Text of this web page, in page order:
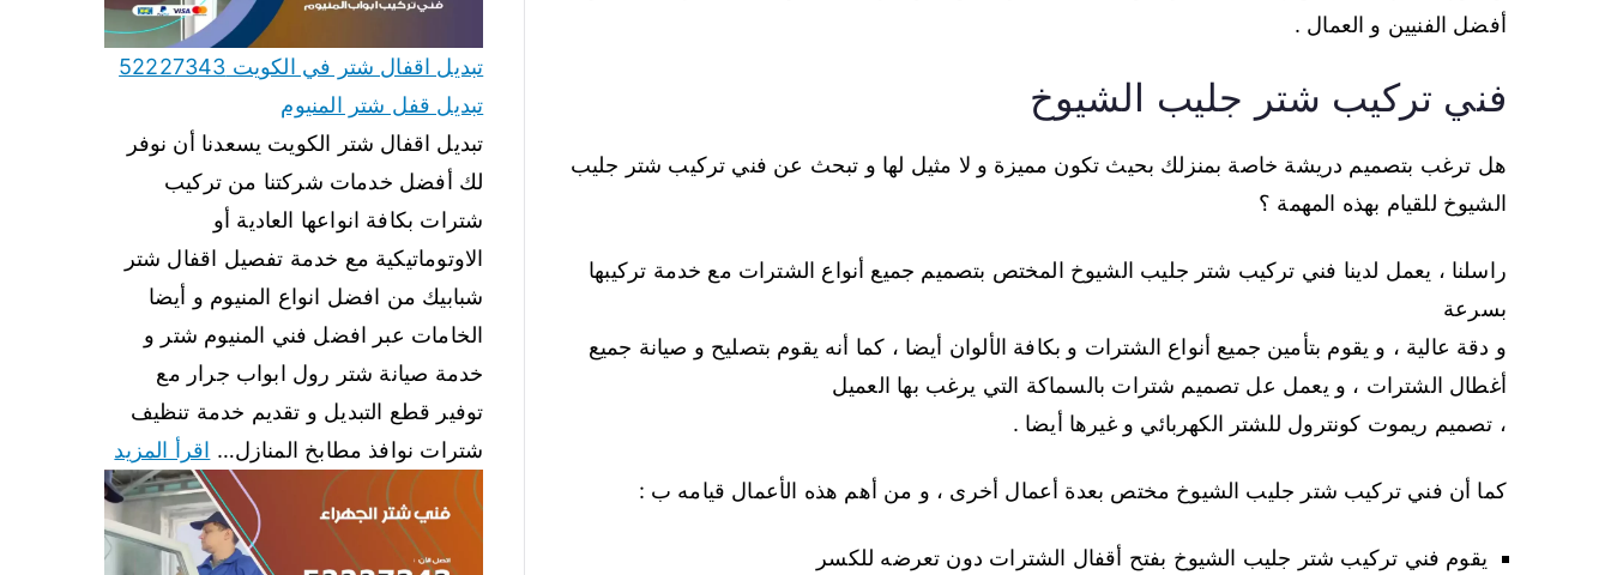
أفضل الفنيين و العمال .
فني تركيب شتر جليب الشيوخ
هل ترغب بتصميم دريشة خاصة بمنزلك بحيث تكون مميزة و لا مثيل لها و تبحث عن فني تركيب شتر جليب
الشيوخ للقيام بهذه المهمة ؟
راسلنا ، يعمل لدينا فني تركيب شتر جليب الشيوخ المختص بتصميم جميع أنواع الشترات مع خدمة تركيبها
بسرعة
و دقة عالية ، و يقوم بتأمين جميع أنواع الشترات و بكافة الألوان أيضا ، كما أنه يقوم بتصليح و صيانة جميع
أغطال الشترات ، و يعمل عل تصميم شترات بالسماكة التي يرغب بها العميل
، تصميم ريموت كونترول للشتر الكهربائي و غيرها أيضا .
كما أن فني تركيب شتر جليب الشيوخ مختص بعدة أعمال أخرى ، و من أهم هذه الأعمال قيامه ب :
يقوم فني تركيب شتر جليب الشيوخ بفتح أقفال الشترات دون تعرضه للكسر
تبديل اقفال شتر في الكويت 52227343
تبديل قفل شتر المنيوم
تبديل اقفال شتر الكويت يسعدنا أن نوفر
لك أفضل خدمات شركتنا من تركيب
شترات بكافة انواعها العادية أو
الاوتوماتيكية مع خدمة تفصيل اقفال شتر
شبابيك من افضل انواع المنيوم و أيضا
الخامات عبر افضل فني المنيوم شتر و
خدمة صيانة شتر رول ابواب جرار مع
توفير قطع التبديل و تقديم خدمة تنظيف
شترات نوافذ مطابخ المنازل… اقرأ المزيد